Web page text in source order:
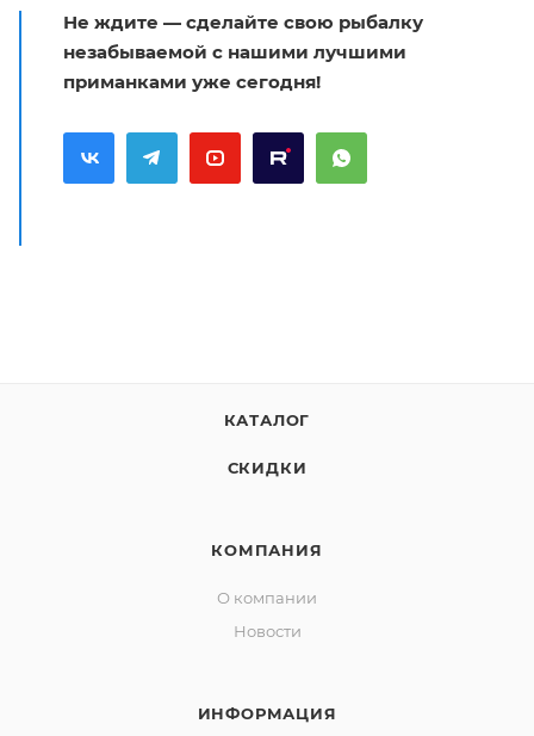
Не ждите — сделайте свою рыбалку
незабываемой с нашими лучшими
приманками уже сегодня!
КАТАЛОГ
СКИДКИ
КОМПАНИЯ
О компании
Новости
ИНФОРМАЦИЯ